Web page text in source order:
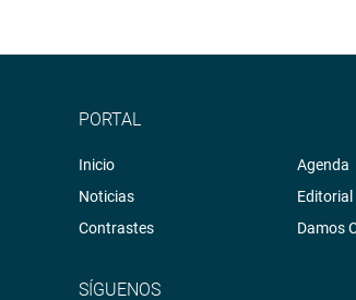
PORTAL
Inicio
Noticias
Contrastes
Agenda
Editorial
Damos
SÍGUENOS